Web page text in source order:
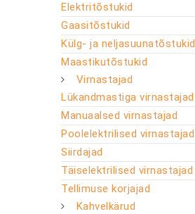
Elektritõstukid
Gaasitõstukid
Külg- ja neljasuunatõstukid
Maastikutõstukid
Virnastajad
Lükandmastiga virnastajad
Manuaalsed virnastajad
Poolelektrilised virnastajad
Siirdajad
Täiselektrilised virnastajad
Tellimuse korjajad
Kahvelkärud